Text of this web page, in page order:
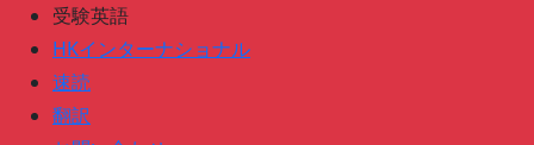
受験英語
HKインターナショナル
速読
翻訳